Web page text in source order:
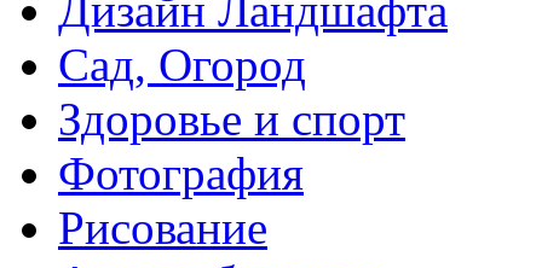
Дизайн Ландшафта
Сад, Огород
Здоровье и спорт
Фотография
Рисование